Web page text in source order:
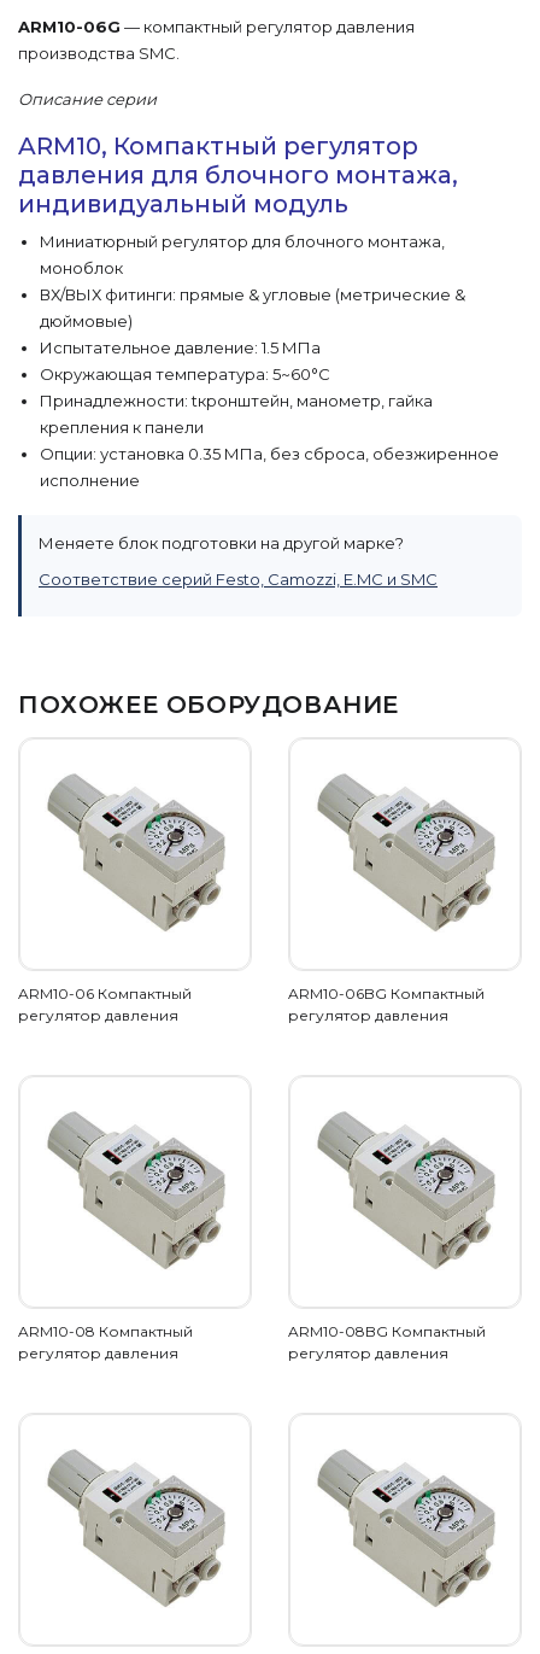
ARM10-06G — компактный регулятор давления
производства SMC.
Описание серии
ARM10, Компактный регулятор
давления для блочного монтажа,
индивидуальный модуль
Миниатюрный регулятор для блочного монтажа,
моноблок
ВХ/ВЫХ фитинги: прямые & угловые (метрические &
дюймовые)
Испытательное давление: 1.5 МПа
Окружающая температура: 5~60°C
Принадлежности: tкронштейн, манометр, гайка
крепления к панели
Опции: установка 0.35 МПа, без сброса, обезжиренное
исполнение
Меняете блок подготовки на другой марке?
Соответствие серий Festo, Camozzi, E.MC и SMC
ПОХОЖЕЕ ОБОРУДОВАНИЕ
ARM10-06 Компактный
регулятор давления
ARM10-06BG Компактный
регулятор давления
ARM10-08 Компактный
регулятор давления
ARM10-08BG Компактный
регулятор давления